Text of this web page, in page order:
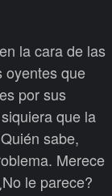
la cara de las
oyentes que
por sus
que la
sabe,
Merece
le parece?